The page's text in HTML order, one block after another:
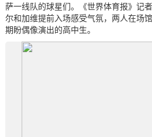
萨一线队的球星们。《世界体育报》记
尔和加维提前入场感受气氛，两人在场
期盼偶像演出的高中生。